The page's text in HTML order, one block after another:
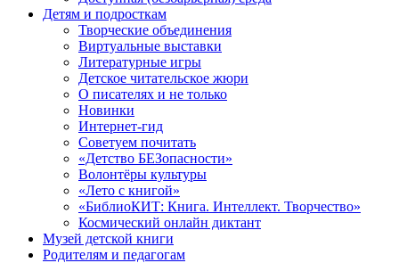
Детям и подросткам
Творческие объединения
Виртуальные выставки
Литературные игры
Детское читательское жюри
О писателях и не только
Новинки
Интернет-гид
Советуем почитать
«Детство БЕЗопасности»
Волонтёры культуры
«Лето с книгой»
«БиблиоКИТ: Книга. Интеллект. Творчество»
Космический онлайн диктант
Музей детской книги
Родителям и педагогам